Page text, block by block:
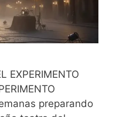
EXPERIMENTO
preparando